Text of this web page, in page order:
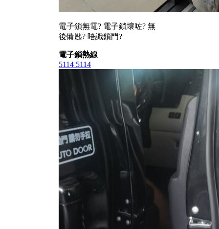
電子鎖無電? 電子鎖壞咗? 無
後備匙? 唔識鎖門?
電子鎖熱線
5114 5114